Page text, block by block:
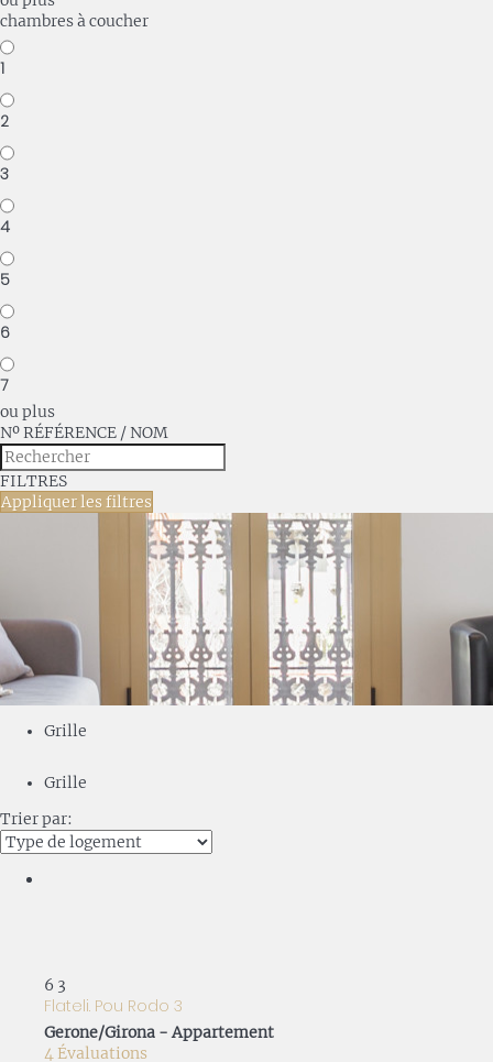
chambres à coucher
1
2
3
4
5
6
7
ou plus
Nº RÉFÉRENCE / NOM
FILTRES
Appliquer les filtres
Grille
Grille
Trier par:
6 3
Flateli. Pou Rodo 3
Gerone/Girona -Appartement
4 Évaluations